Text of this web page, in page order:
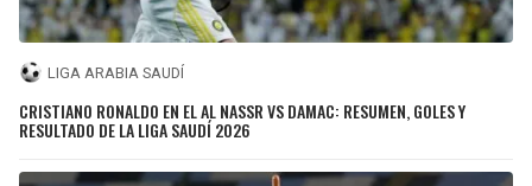
LIGA ARABIA SAUDÍ
CRISTIANO RONALDO EN EL AL NASSR VS DAMAC: RESUMEN, GOLES Y
RESULTADO DE LA LIGA SAUDÍ 2026